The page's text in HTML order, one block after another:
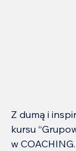
Z dumą i
kursu
w